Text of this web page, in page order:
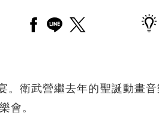
另開新視窗分享至
另開新視窗分享至line
另開新視窗分享
衛武營繼去年的聖誕動畫音
會。